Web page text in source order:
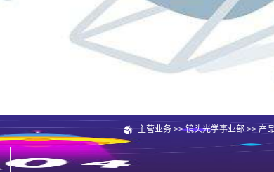
主营业务 >>镜头光学事业部>>产